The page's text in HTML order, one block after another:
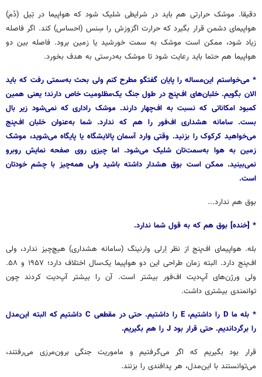
دقیقا. موشک حرارتی هم باید در شرایطی شلیک شود که هواپیما در تِیل (دُم)
هواپیمای دشمن قرار بگیرد که حرارت اگزوزش را سِنس (احساس) کند. اگر فاصله
زیاد شود، ممکن است موشک به سمت خورشید یا زمین برود. فاصله بین دو
هواپیما هم حتما باید رعایت شود تا موشک به‌درستی به هدف بخورد.
* می‌خواستم این‌مساله را پایان گفتگو مطرح کنم ولی بحث به‌سمتی رفت که باید
الان بگویم. خلبان‌های اف‌پنج در طول جنگ یک‌مظلومیت خاص دارند؛ یعنی همین
کمبود امکاناتی که نسبت به اف‌چهار دارند. موشک راداری که نمی‌شود زیر بال
بست. سامانه هشداری اف‌فور را هم که ندارد. شما به‌عنوان خلبان اف‌پنج
می‌خواهید کرکوک را بزنید. وقتی وارد آسمان پالایشگاه یا پایگاه می‌شوید، موشک
زمین به هوا به‌سمت‌تان شلیک می‌شود. اما چیزی روی صفحه نمایش روبرو
نمی‌بینید. ممکن است بوق هشدار داشته باشید ولی همه‌چیز با چشم خودتان
است.
بوق هم ندارد...
* [خنده] بوق هم که به قول شما ندارد.
بله. هواپیمای اف‌پنج از نظر اِرلی وارنینگ (سامانه هشداری) هیچ‌چیز ندارد، ولی
اف‌پنج دارد. البته زمان طراحی این دو هواپیما یک‌سال اختلاف دارد؛ ۱۹۵۷ و ۵۸.
ولی ورژن‌های آپ‌دیت اف‌فور بیشتر است. آن را بیشتر آپ‌دیت کردند چون
توانمندی بیشتری داشت.
* بله ما D را داشتیم، E را داشتیم. حتی در مقطعی C داشتیم که البته این‌مدل
را برگرداندیم. حتی قرار بود J را هم بگیریم.
قرار بود بگیریم که اگر می‌گرفتیم و ماموریت جنگی برون‌مرزی می‌رفتند،
می‌توانستند با این‌مدل، هر پدافندی را بزنند.